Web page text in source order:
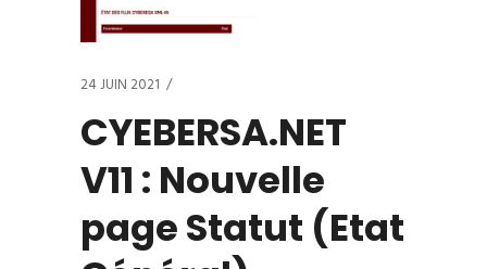
24 JUIN 2021
CYEBERSA.NET
V11 : Nouvelle
page Statut (Etat